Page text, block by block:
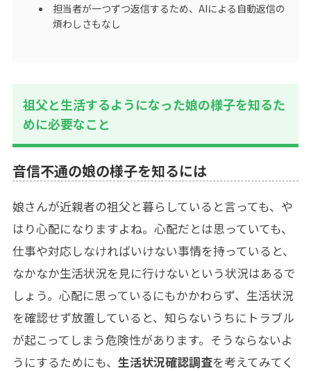
担当者が一つずつ返信するため、AIによる自動返信の
煩わしさもなし
祖父と生活するようになった娘の様子を知るた
めに必要なこと
音信不通の娘の様子を知るには
娘さんが近親者の祖父と暮らしていると言っても、や
はり心配になりますよね。心配だとは思っていても、
仕事や対応しなければいけない事情を持っていると、
なかなか生活状況を見に行けないという状況はあるで
しょう。心配に思っているにもかかわらず、生活状況
を確認せず放置していると、知らないうちにトラブル
が起こってしまう危険性があります。そうならないよ
うにするためにも、 生活状況確認調査を考えてみてく